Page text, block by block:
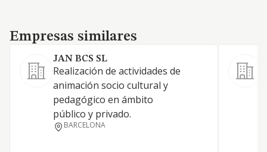
Empresas similares
Empresas similares
JAN BCS SL
Realización de actividades de
animación socio cultural y
pedagógico en ámbito
público y privado.
BARCELONA